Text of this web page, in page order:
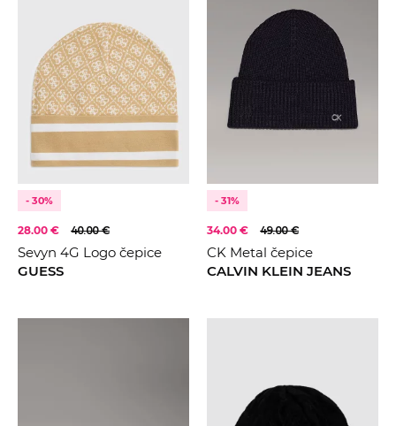
- 30%
28.00 € 40.00 €
Sevyn 4G Logo čepice
GUESS
- 31%
34.00 € 49.00 €
CK Metal čepice
CALVIN KLEIN JEANS